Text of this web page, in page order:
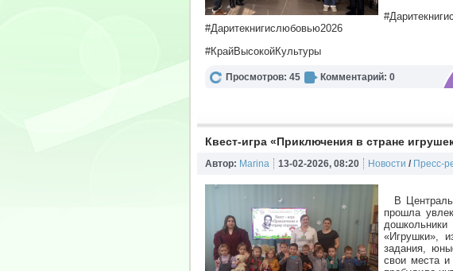
#Даритекнигислюбовью2026
#КрайВысокойКультуры
Просмотров: 45 Комментарий: 0
Квест-игра «Приключения в стране
Автор: Marina 13-02-2026, 08:20 Новости / Пресс-
В
прошла
«Игрушки»,
задания,
свои места и